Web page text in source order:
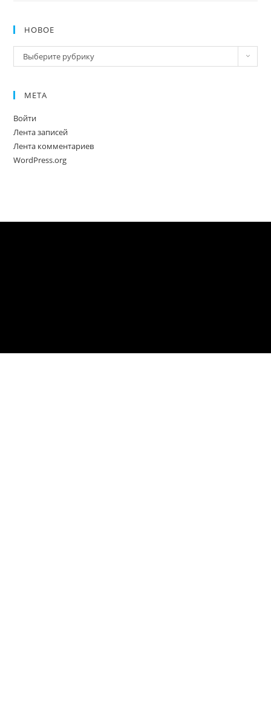
НОВОЕ
Новое
Выберите рубрику
МЕТА
Войти
Лента записей
Лента комментариев
WordPress.org